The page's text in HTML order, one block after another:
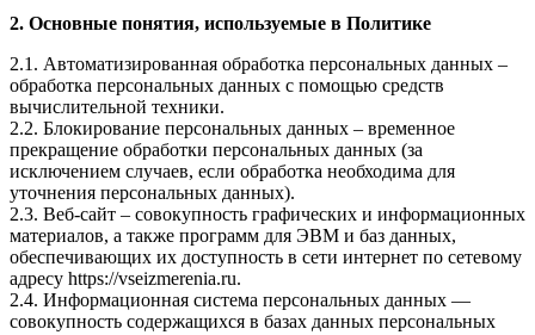
2. Основные понятия, используемые в Политике
2.1. Автоматизированная обработка персональных данных –
обработка персональных данных с помощью средств
вычислительной техники.
2.2. Блокирование персональных данных – временное
прекращение обработки персональных данных (за
исключением случаев, если обработка необходима для
уточнения персональных данных).
2.3. Веб-сайт – совокупность графических и информационных
материалов, а также программ для ЭВМ и баз данных,
обеспечивающих их доступность в сети интернет по сетевому
адресу https://vseizmerenia.ru.
2.4. Информационная система персональных данных —
совокупность содержащихся в базах данных персональных